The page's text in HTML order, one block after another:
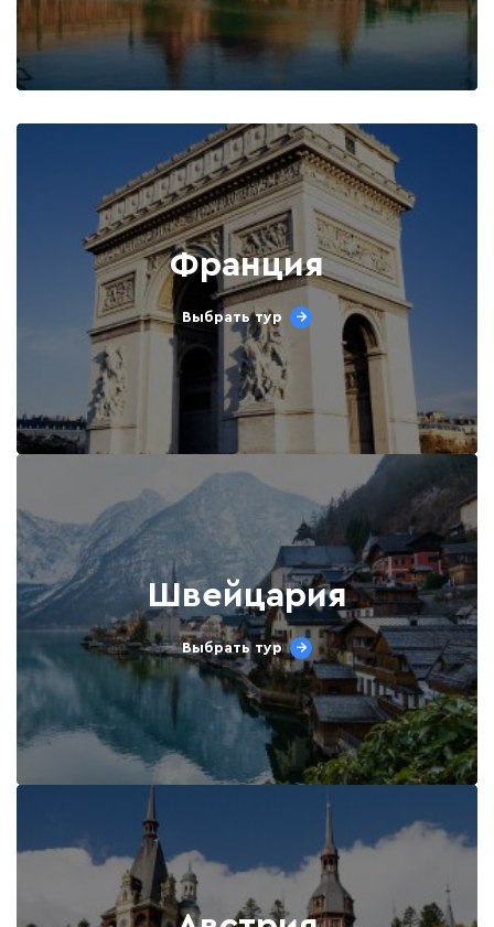
Франция
Выбрать тур
Швейцария
Выбрать тур